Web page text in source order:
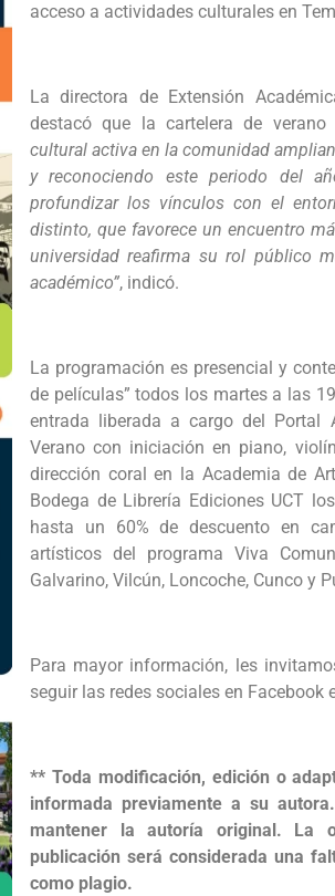
acceso a actividades culturales en
La directora de Extensión
destacó que la cartelera de verano
cultural activa en la comunidad
y reconociendo este periodo del
profundizar los vínculos con el
distinto, que favorece un encuentro
universidad reafirma su rol público
académico”, indicó.
La programación es presencial y
de películas” todos los martes a las
entrada liberada a cargo del Portal
Verano con iniciación en piano,
dirección coral en la Academia de
Bodega de Librería Ediciones UCT
hasta un 60% de descuento en
artísticos del programa Viva
Galvarino, Vilcún, Loncoche, Cunco y
Para mayor información, les
seguir las redes sociales en Facebook
** Toda modificación, edición o
informada previamente a su
mantener la autoría original. La
publicación será considerada una
como plagio.